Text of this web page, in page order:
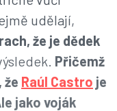
udělají,
že je dědek
Přičemž
že Raúl Castro je
jako voják